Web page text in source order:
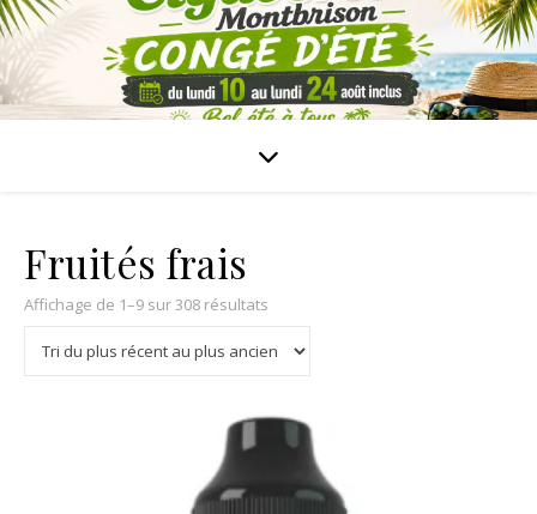
Fruités frais
Affichage de 1–9 sur 308 résultats